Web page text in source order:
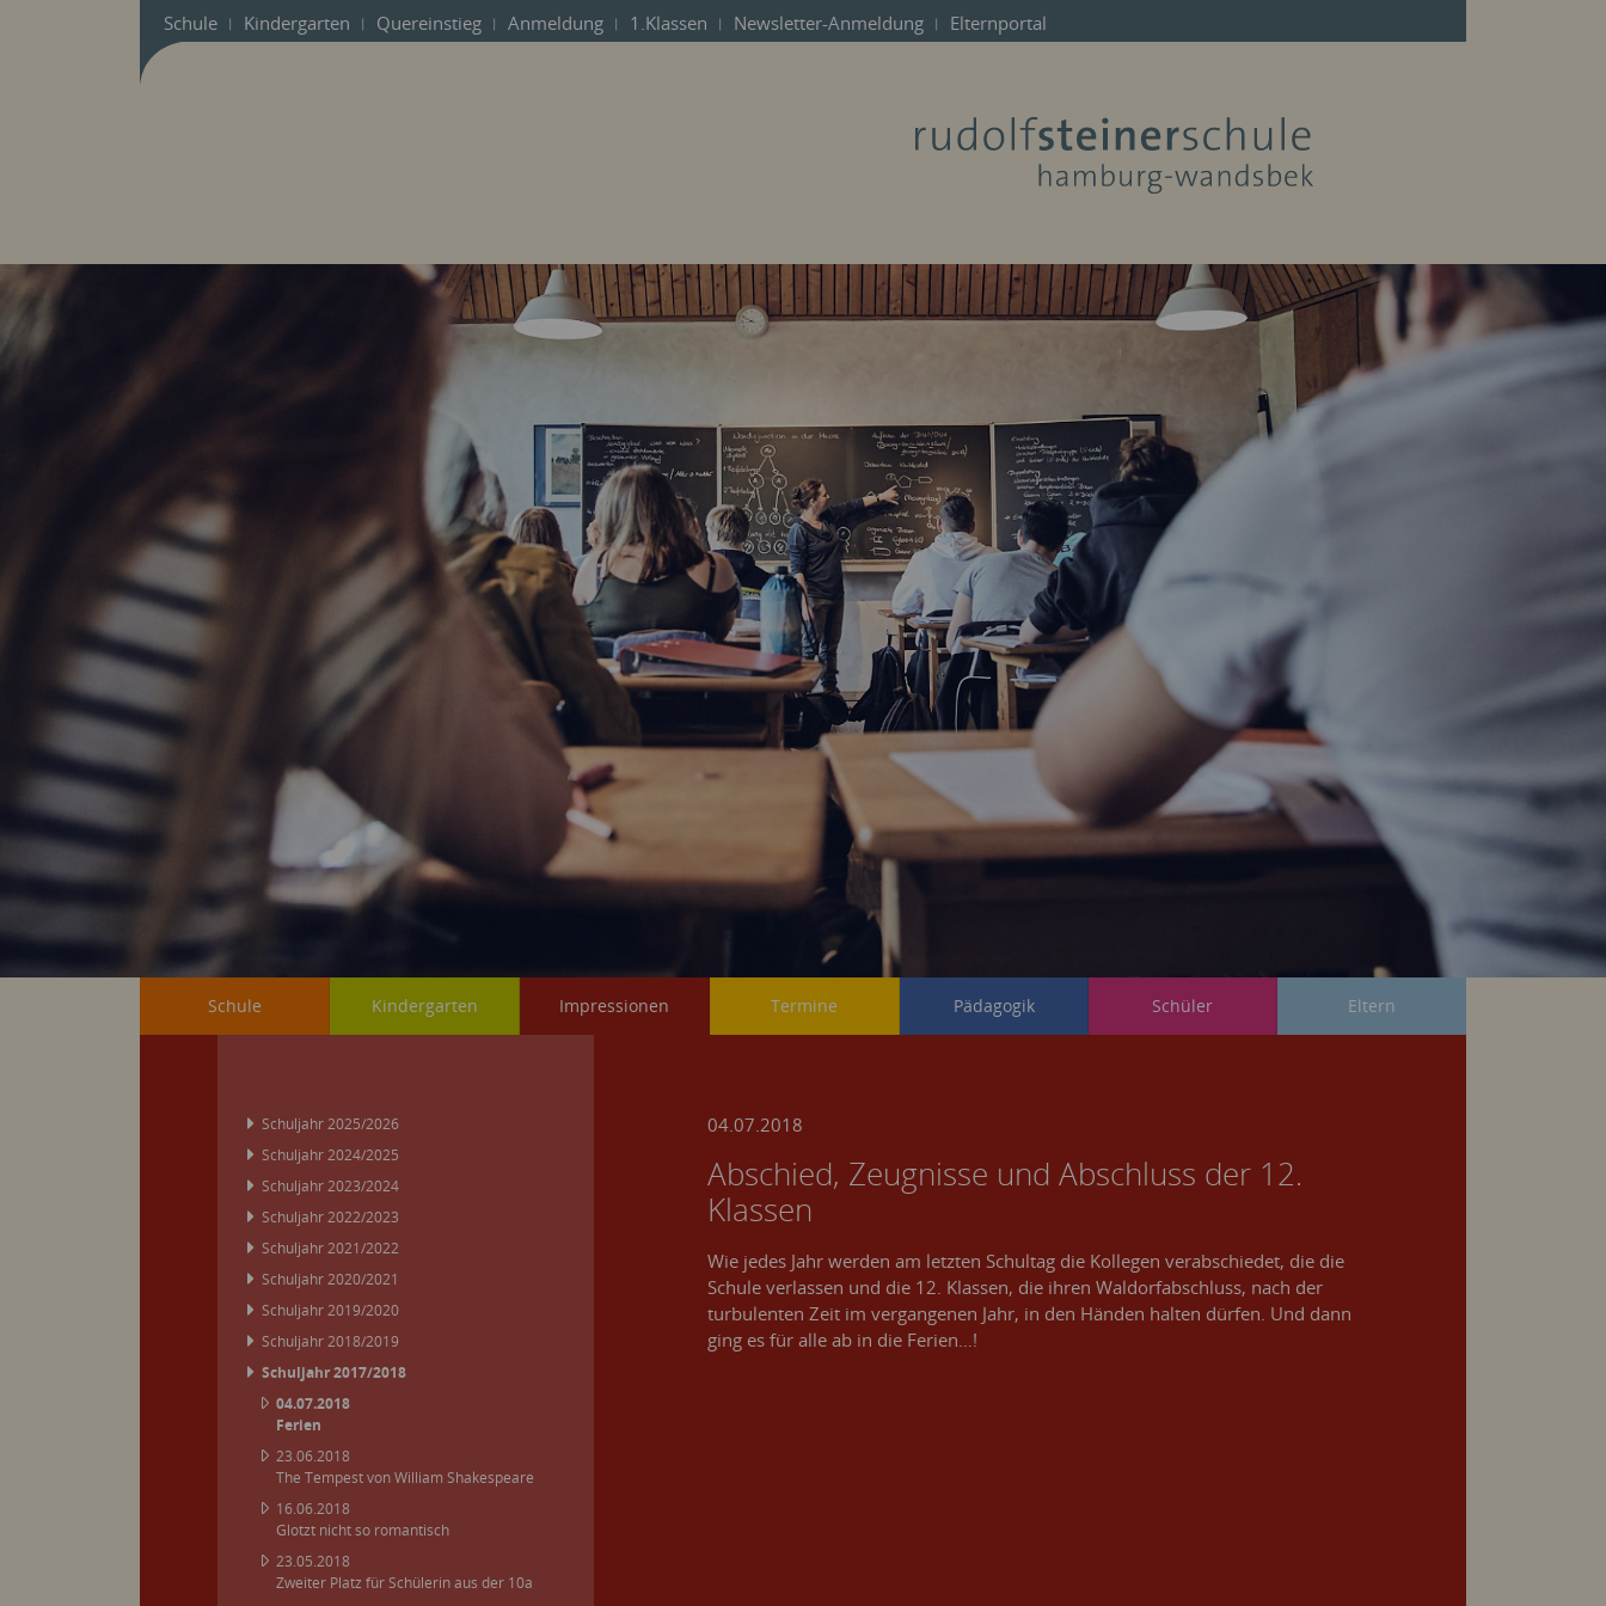
Schule Kindergarten Quereinstieg Anmeldung 1.Klassen Newsletter-Anmeldung Elternportal
Schule Kindergarten Impressionen Termine Pädagogik Schüler Eltern
Schuljahr 2025/2026
Schuljahr 2024/2025
Schuljahr 2023/2024
Schuljahr 2022/2023
Schuljahr 2021/2022
Schuljahr 2020/2021
Schuljahr 2019/2020
Schuljahr 2018/2019
Schuljahr 2017/2018
04.07.2018
Ferien
23.06.2018
The Tempest von William Shakespeare
16.06.2018
Glotzt nicht so romantisch
23.05.2018
Zweiter Platz für Schülerin aus der 10a
04.07.2018
Abschied, Zeugnisse und Abschluss der 12.
Klassen
Wie jedes Jahr werden am letzten Schultag die Kollegen verabschiedet, die die
Schule verlassen und die 12. Klassen, die ihren Waldorfabschluss, nach der
turbulenten Zeit im vergangenen Jahr, in den Händen halten dürfen. Und dann
ging es für alle ab in die Ferien…!